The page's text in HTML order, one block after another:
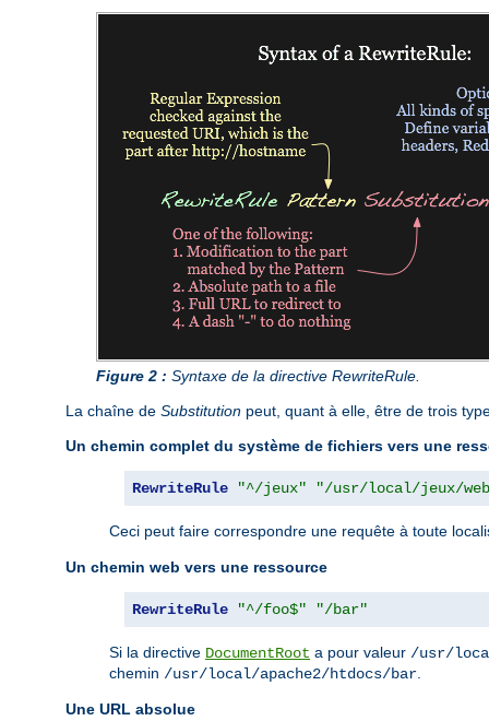
Figure 2 : Syntaxe de la directive RewriteRule.
La chaîne de Substitution peut, quant à elle, être de trois
Un chemin complet du système de fichiers vers une
RewriteRule "^/jeux" "/usr/local/jeux/
Ceci peut faire correspondre une requête à toute
Un chemin web vers une ressource
RewriteRule "^/foo$" "/bar"
Si la directive DocumentRoot a pour valeur /usr/
chemin /usr/local/apache2/htdocs/bar
Une URL absolue